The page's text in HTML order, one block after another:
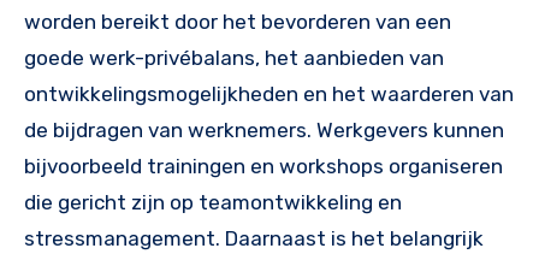
worden bereikt door het bevorderen van een
goede werk-privébalans, het aanbieden van
ontwikkelingsmogelijkheden en het waarderen van
de bijdragen van werknemers. Werkgevers kunnen
bijvoorbeeld trainingen en workshops organiseren
die gericht zijn op teamontwikkeling en
stressmanagement. Daarnaast is het belangrijk